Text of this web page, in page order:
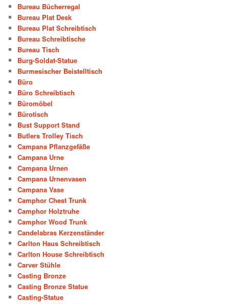
Bureau Bücherregal
Bureau Plat Desk
Bureau Plat Schreibtisch
Bureau Schreibtische
Bureau Tisch
Burg-Soldat-Statue
Burmesischer Beistelltisch
Büro
Büro Schreibtisch
Büromöbel
Bürotisch
Bust Support Stand
Butlers Trolley Tisch
Campana Pflanzgefäße
Campana Urne
Campana Urnen
Campana Urnenvasen
Campana Vase
Camphor Chest Trunk
Camphor Holztruhe
Camphor Wood Trunk
Candelabras Kerzenständer
Carlton Haus Schreibtisch
Carlton House Schreibtisch
Carver Stühle
Casting Bronze
Casting Bronze Statue
Casting-Statue